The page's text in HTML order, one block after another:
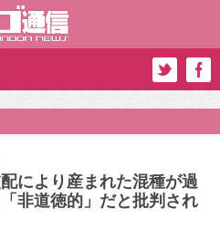
により産まれた混種が過
非道徳的」だと批判され